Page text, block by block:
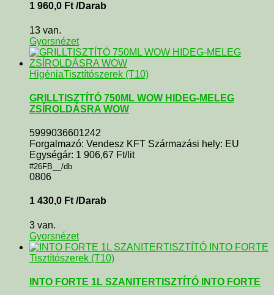
1 960,0 Ft /Darab
13 van.
Gyorsnézet
HigéniaTisztítószerek (T10)
GRILLTISZTÍTÓ 750ML WOW HIDEG-MELEG
ZSÍROLDÁSRA WOW
5999036601242
Forgalmazó: Vendesz KFT Származási hely: EU
Egységár: 1 906,67 Ft/lit
#26FB__/db
0806
1 430,0 Ft /Darab
3 van.
Gyorsnézet
Tisztítószerek (T10)
INTO FORTE 1L SZANITERTISZTÍTÓ INTO FORTE